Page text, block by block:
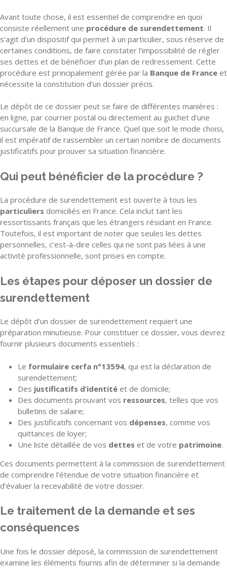
Avant toute chose, il est essentiel de comprendre en quoi
consiste réellement une procédure de surendettement. Il
s’agit d’un dispositif qui permet à un particulier, sous réserve de
certaines conditions, de faire constater l’impossibilité de régler
ses dettes et de bénéficier d’un plan de redressement. Cette
procédure est principalement gérée par la Banque de France et
nécessite la constitution d’un dossier précis.
Le dépôt de ce dossier peut se faire de différentes manières :
en ligne, par courrier postal ou directement au guichet d’une
succursale de la Banque de France. Quel que soit le mode choisi,
il est impératif de rassembler un certain nombre de documents
justificatifs pour prouver sa situation financière.
Qui peut bénéficier de la procédure ?
La procédure de surendettement est ouverte à tous les
particuliers domiciliés en France. Cela inclut tant les
ressortissants français que les étrangers résidant en France.
Toutefois, il est important de noter que seules les dettes
personnelles, c’est-à-dire celles qui ne sont pas liées à une
activité professionnelle, sont prises en compte.
Les étapes pour déposer un dossier de
surendettement
Le dépôt d’un dossier de surendettement requiert une
préparation minutieuse. Pour constituer ce dossier, vous devrez
fournir plusieurs documents essentiels :
Le formulaire cerfa n°13594, qui est la déclaration de
surendettement;
Des justificatifs d’identité et de domicile;
Des documents prouvant vos ressources, telles que vos
bulletins de salaire;
Des justificatifs concernant vos dépenses, comme vos
quittances de loyer;
Une liste détaillée de vos dettes et de votre patrimoine.
Ces documents permettent à la commission de surendettement
de comprendre l’étendue de votre situation financière et
d’évaluer la recevabilité de votre dossier.
Le traitement de la demande et ses
conséquences
Une fois le dossier déposé, la commission de surendettement
examine les éléments fournis afin de déterminer si la demande